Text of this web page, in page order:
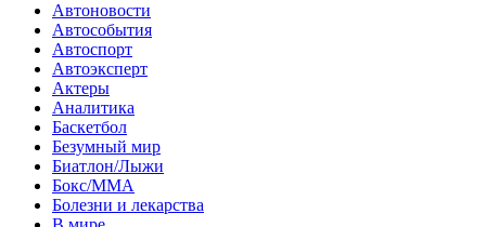
Автоновости
Автособытия
Автоспорт
Автоэксперт
Актеры
Аналитика
Баскетбол
Безумный мир
Биатлон/Лыжи
Бокс/MMA
Болезни и лекарства